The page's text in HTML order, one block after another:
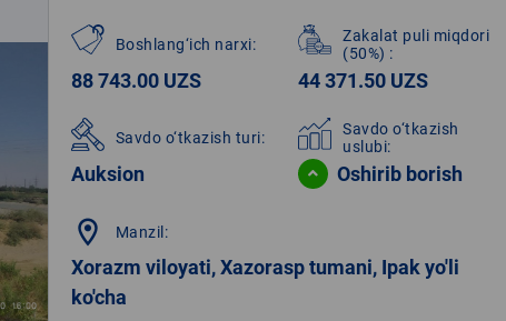
Boshlang‘ich narxi:
88 743.00 UZS
Zakalat puli miqdori
(50%) :
44 371.50 UZS
Savdo o‘tkazish turi:
Auksion
Savdo o‘tkazish
uslubi:
Oshirib borish
location_on Manzil:
Xorazm viloyati, Xazorasp tumani, Ipak yo'li
ko'cha